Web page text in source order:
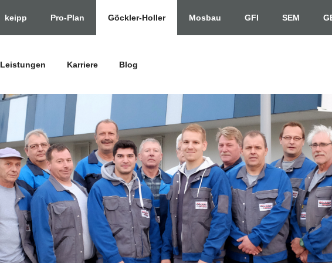
keipp Pro-Plan Göckler-Holler Mosbau GFI SEM
Leistungen Karriere Blog